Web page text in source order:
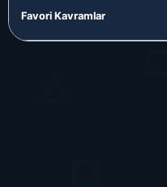
Favori Kavramlar